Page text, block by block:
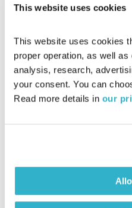
This website uses cookies
This website uses cookies
proper operation, as well
analysis, research,
your consent. You can
Read more details in our